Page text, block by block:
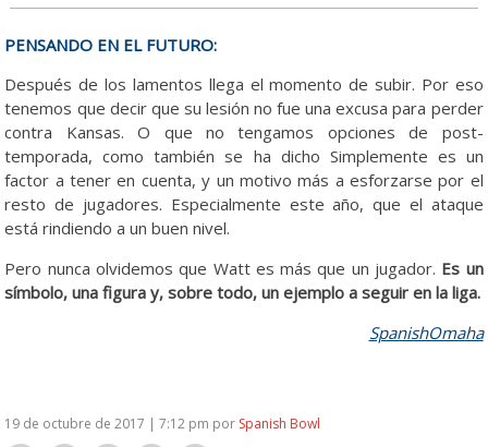
PENSANDO EN EL FUTURO:
Después de los lamentos llega el momento de subir. Por eso
tenemos que decir que su lesión no fue una excusa para perder
contra Kansas. O que no tengamos opciones de post-
temporada, como también se ha dicho Simplemente es un
factor a tener en cuenta, y un motivo más a esforzarse por el
resto de jugadores. Especialmente este año, que el ataque
está rindiendo a un buen nivel.
Pero nunca olvidemos que Watt es más que un jugador. Es un
símbolo, una figura y, sobre todo, un ejemplo a seguir en la liga.
SpanishOmaha
19 de octubre de 2017 | 7:12 pm por Spanish Bowl